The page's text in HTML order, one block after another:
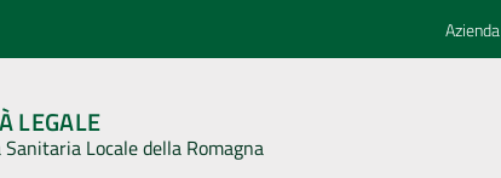
Azienda
LEGALE
Locale della Romagna